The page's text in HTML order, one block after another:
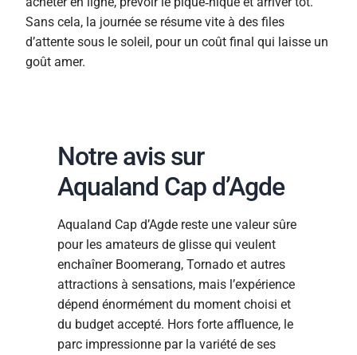
Sans cela, la journée se résume vite à des files
d’attente sous le soleil, pour un coût final qui laisse un
goût amer.
Notre avis sur
Aqualand Cap d’Agde
Aqualand Cap d’Agde reste une valeur sûre
pour les amateurs de glisse qui veulent
enchaîner Boomerang, Tornado et autres
attractions à sensations, mais l’expérience
dépend énormément du moment choisi et
du budget accepté. Hors forte affluence, le
parc impressionne par la variété de ses